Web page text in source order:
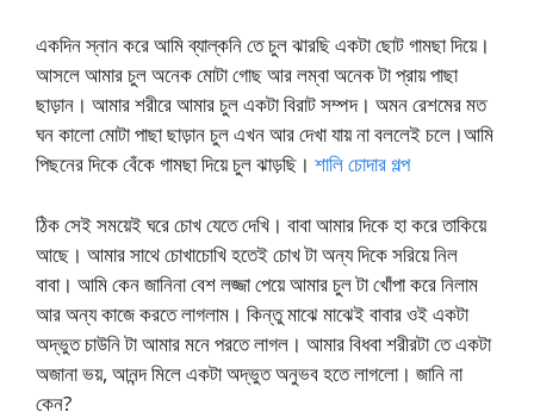
একদিন স্নান করে আমি ব্যাল্কনি তে চুল ঝারছি একটা ছোট গামছা দিয়ে।
আসলে আমার চুল অনেক মোটা গোছ আর লম্বা অনেক টা প্রায় পাছা
ছাড়ান। আমার শরীরে আমার চুল একটা বিরাট সম্পদ। অমন রেশমের মত
ঘন কালো মোটা পাছা ছাড়ান চুল এখন আর দেখা যায় না বললেই চলে।আমি
পিছনের দিকে বেঁকে গামছা দিয়ে চুল ঝাড়ছি। শালি চোদার গল্প
ঠিক সেই সময়েই ঘরে চোখ যেতে দেখি। বাবা আমার দিকে হা করে তাকিয়ে
আছে। আমার সাথে চোখাচোখি হতেই চোখ টা অন্য দিকে সরিয়ে নিল
বাবা। আমি কেন জানিনা বেশ লজ্জা পেয়ে আমার চুল টা খোঁপা করে নিলাম
আর অন্য কাজে করতে লাগলাম। কিন্তু মাঝে মাঝেই বাবার ওই একটা
অদ্ভুত চাউনি টা আমার মনে পরতে লাগল। আমার বিধবা শরীরটা তে একটা
অজানা ভয়, আনন্দ মিলে একটা অদ্ভুত অনুভব হতে লাগলো। জানি না
কেন?